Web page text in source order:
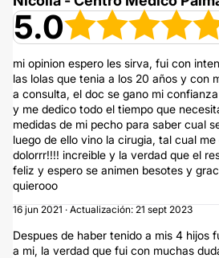
5.0
mi opinion espero les sirva, fui con
las lolas que tenia a los 20 años y con
a consulta, el doc se gano mi
y me dedico todo el tiempo que
medidas de mi pecho para saber cual
luego de ello vino la cirugia, tal cual
dolorrr!!!! increible y la verdad que el
feliz y espero se animen besotes y
quierooo
16 jun 2021 · Actualización: 21 sept 2023
Despues de haber tenido a mis 4 hijos
a mi, la verdad que fui con muchas